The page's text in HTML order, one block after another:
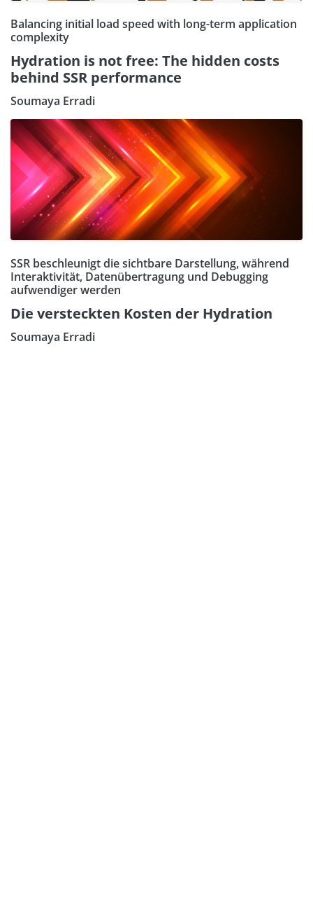
Balancing initial load speed with long-term application
complexity
Hydration is not free: The hidden costs
behind SSR performance
Soumaya Erradi
SSR beschleunigt die sichtbare Darstellung, während
Interaktivität, Datenübertragung und Debugging
aufwendiger werden
Die versteckten Kosten der Hydration
Soumaya Erradi